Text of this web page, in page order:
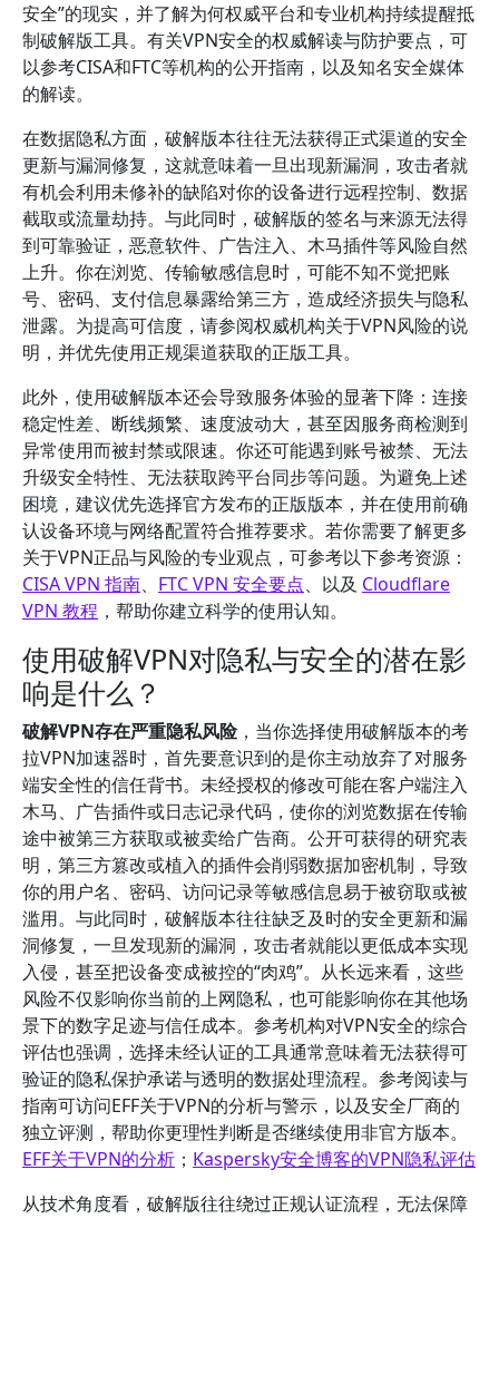
安全”的现实，并了解为何权威平台和专业机构持续提醒抵
制破解版工具。有关VPN安全的权威解读与防护要点，可
以参考CISA和FTC等机构的公开指南，以及知名安全媒体
的解读。
在数据隐私方面，破解版本往往无法获得正式渠道的安全
更新与漏洞修复，这就意味着一旦出现新漏洞，攻击者就
有机会利用未修补的缺陷对你的设备进行远程控制、数据
截取或流量劫持。与此同时，破解版的签名与来源无法得
到可靠验证，恶意软件、广告注入、木马插件等风险自然
上升。你在浏览、传输敏感信息时，可能不知不觉把账
号、密码、支付信息暴露给第三方，造成经济损失与隐私
泄露。为提高可信度，请参阅权威机构关于VPN风险的说
明，并优先使用正规渠道获取的正版工具。
此外，使用破解版本还会导致服务体验的显著下降：连接
稳定性差、断线频繁、速度波动大，甚至因服务商检测到
异常使用而被封禁或限速。你还可能遇到账号被禁、无法
升级安全特性、无法获取跨平台同步等问题。为避免上述
困境，建议优先选择官方发布的正版版本，并在使用前确
认设备环境与网络配置符合推荐要求。若你需要了解更多
关于VPN正品与风险的专业观点，可参考以下参考资源：
CISA VPN 指南、 FTC VPN 安全要点、以及 Cloudflare
VPN 教程 ，帮助你建立科学的使用认知。
使用破解VPN对隐私与安全的潜在影
响是什么？
破解VPN存在严重隐私风险，当你选择使用破解版本的考
拉VPN加速器时，首先要意识到的是你主动放弃了对服务
端安全性的信任背书。未经授权的修改可能在客户端注入
木马、广告插件或日志记录代码，使你的浏览数据在传输
途中被第三方获取或被卖给广告商。公开可获得的研究表
明，第三方篡改或植入的插件会削弱数据加密机制，导致
你的用户名、密码、访问记录等敏感信息易于被窃取或被
滥用。与此同时，破解版本往往缺乏及时的安全更新和漏
洞修复，一旦发现新的漏洞，攻击者就能以更低成本实现
入侵，甚至把设备变成被控的“肉鸡”。从长远来看，这些
风险不仅影响你当前的上网隐私，也可能影响你在其他场
景下的数字足迹与信任成本。参考机构对VPN安全的综合
评估也强调，选择未经认证的工具通常意味着无法获得可
验证的隐私保护承诺与透明的数据处理流程。参考阅读与
指南可访问EFF关于VPN的分析与警示，以及安全厂商的
独立评测，帮助你更理性判断是否继续使用非官方版本。
EFF关于VPN的分析 ； Kaspersky安全博客的VPN隐私评估
从技术角度看，破解版往往绕过正规认证流程，无法保障